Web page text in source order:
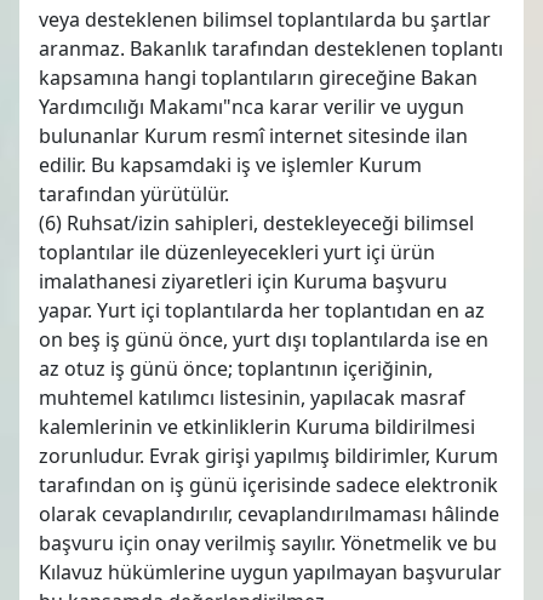
veya desteklenen bilimsel toplantılarda bu şartlar
aranmaz. Bakanlık tarafından desteklenen toplantı
kapsamına hangi toplantıların gireceğine Bakan
Yardımcılığı Makamı"nca karar verilir ve uygun
bulunanlar Kurum resmî internet sitesinde ilan
edilir. Bu kapsamdaki iş ve işlemler Kurum
tarafından yürütülür.
(6) Ruhsat/izin sahipleri, destekleyeceği bilimsel
toplantılar ile düzenleyecekleri yurt içi ürün
imalathanesi ziyaretleri için Kuruma başvuru
yapar. Yurt içi toplantılarda her toplantıdan en az
on beş iş günü önce, yurt dışı toplantılarda ise en
az otuz iş günü önce; toplantının içeriğinin,
muhtemel katılımcı listesinin, yapılacak masraf
kalemlerinin ve etkinliklerin Kuruma bildirilmesi
zorunludur. Evrak girişi yapılmış bildirimler, Kurum
tarafından on iş günü içerisinde sadece elektronik
olarak cevaplandırılır, cevaplandırılmaması hâlinde
başvuru için onay verilmiş sayılır. Yönetmelik ve bu
Kılavuz hükümlerine uygun yapılmayan başvurular